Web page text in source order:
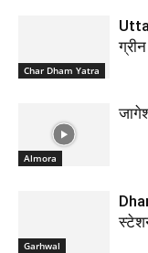
Char Dham Yatra
Almora
Garhwal